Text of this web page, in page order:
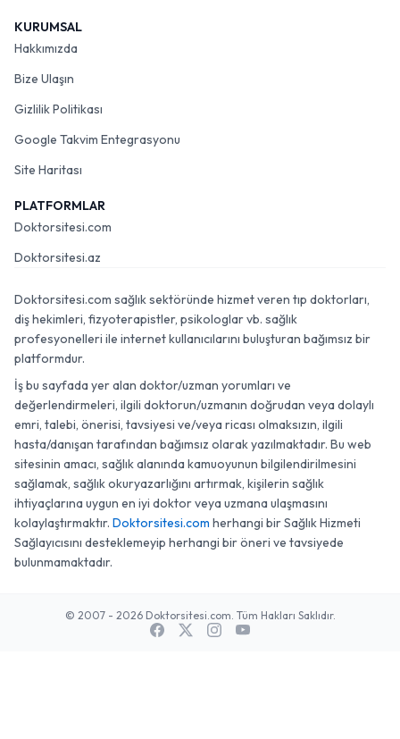
KURUMSAL
Hakkımızda
Bize Ulaşın
Gizlilik Politikası
Google Takvim Entegrasyonu
Site Haritası
PLATFORMLAR
Doktorsitesi.com
Doktorsitesi.az
Doktorsitesi.com sağlık sektöründe hizmet veren tıp doktorları,
diş hekimleri, fizyoterapistler, psikologlar vb. sağlık
profesyonelleri ile internet kullanıcılarını buluşturan bağımsız bir
platformdur.
İş bu sayfada yer alan doktor/uzman yorumları ve
değerlendirmeleri, ilgili doktorun/uzmanın doğrudan veya dolaylı
emri, talebi, önerisi, tavsiyesi ve/veya ricası olmaksızın, ilgili
hasta/danışan tarafından bağımsız olarak yazılmaktadır. Bu web
sitesinin amacı, sağlık alanında kamuoyunun bilgilendirilmesini
sağlamak, sağlık okuryazarlığını artırmak, kişilerin sağlık
ihtiyaçlarına uygun en iyi doktor veya uzmana ulaşmasını
kolaylaştırmaktır. Doktorsitesi.com herhangi bir Sağlık Hizmeti
Sağlayıcısını desteklemeyip herhangi bir öneri ve tavsiyede
bulunmamaktadır.
© 2007 - 2026 Doktorsitesi.com. Tüm Hakları Saklıdır.